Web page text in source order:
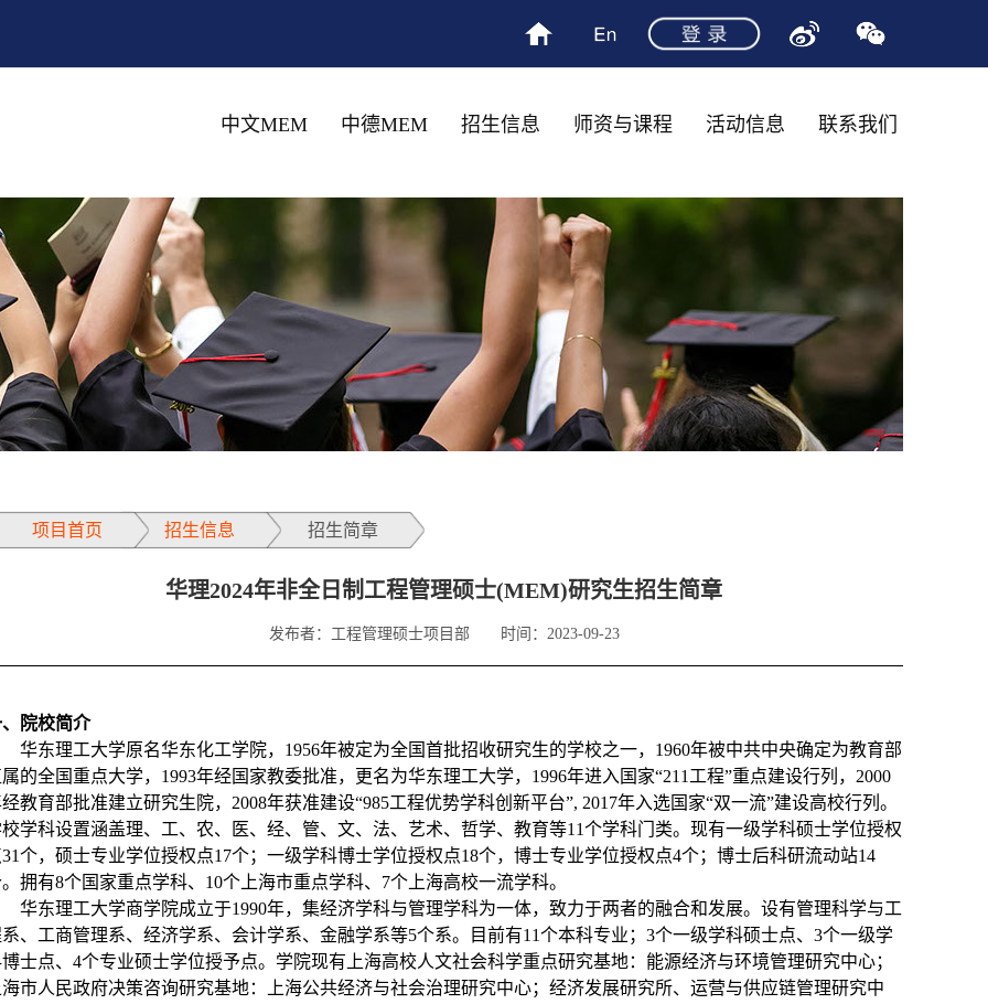
中文MEM 中德MEM 招生信息 师资与课程 活动信息 联系我们
项目首页 招生信息 招生简章
华理2024年非全日制工程管理硕士(MEM)研究生招生简章
发布者：工程管理硕士项目部 时间：2023-09-23
院校简介
华东理工大学原名华东化工学院，1956年被定为全国首批招收研究生的学校之一，1960年被中共中央确定为教育部
的全国重点大学，1993年经国家教委批准，更名为华东理工大学，1996年进入国家“211工程”重点建设行列，2000
教育部批准建立研究生院，2008年获准建设“985工程优势学科创新平台”, 2017年入选国家“双一流”建设高校行列。
学科设置涵盖理、工、农、医、经、管、文、法、艺术、哲学、教育等11个学科门类。现有一级学科硕士学位授权
个，硕士专业学位授权点17个；一级学科博士学位授权点18个，博士专业学位授权点4个；博士后科研流动站14
拥有8个国家重点学科、10个上海市重点学科、7个上海高校一流学科。
华东理工大学商学院成立于1990年，集经济学科与管理学科为一体，致力于两者的融合和发展。设有管理科学与工
、工商管理系、经济学系、会计学系、金融学系等5个系。目前有11个本科专业；3个一级学科硕士点、3个一级学
士点、4个专业硕士学位授予点。学院现有上海高校人文社会科学重点研究基地：能源经济与环境管理研究中心；
市人民政府决策咨询研究基地：上海公共经济与社会治理研究中心；经济发展研究所、运营与供应链管理研究中